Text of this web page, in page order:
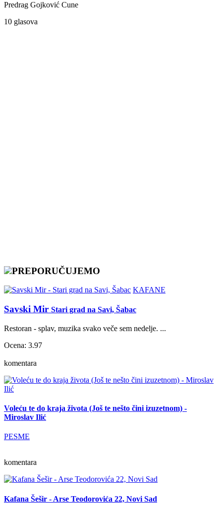
Predrag Gojković Cune
10 glasova
PREPORUČUJEMO
KAFANE
Savski Mir Stari grad na Savi, Šabac
Restoran - splav, muzika svako veče sem nedelje. ...
Ocena: 3.97
komentara
Voleću te do kraja života (Još te nešto čini izuzetnom) -
Miroslav Ilić
PESME
komentara
Kafana Šešir - Arse Teodorovića 22, Novi Sad